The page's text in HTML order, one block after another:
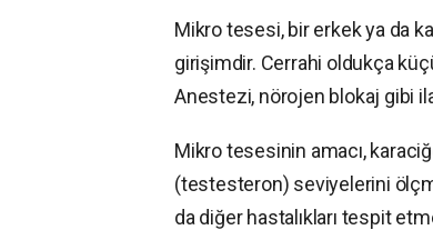
Mikro tesesi, bir erkek ya da
girişimdir. Cerrahi oldukça
Anestezi, nörojen blokaj gibi
Mikro tesesinin amacı,
(testesteron) seviyelerini
da diğer hastalıkları tespit